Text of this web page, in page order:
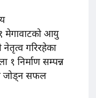
मेगावाटको आयु
गरिरहेका
१ निर्माण सम्पन्न
जोड्न सफल